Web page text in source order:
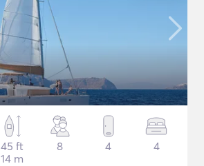
45 ft
14 m
8 4 4